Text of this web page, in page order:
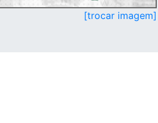
[trocar imagem]